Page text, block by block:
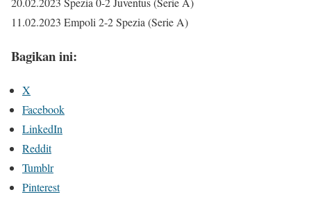
11.02.2023 Empoli 2-2 Spezia (Serie A)
Bagikan ini:
X
Facebook
LinkedIn
Reddit
Tumblr
Pinterest